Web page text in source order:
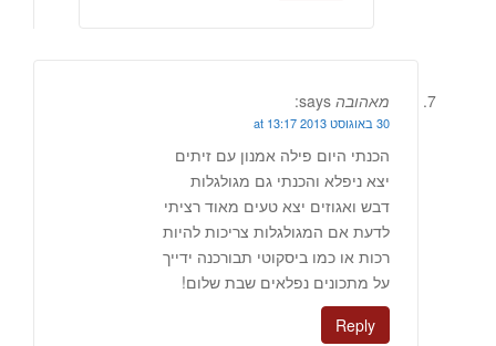
מאהובה says:
30 באוגוסט 2013 at 13:17
הכנתי היום פילה אמנון עם זיתים
יצא ניפלא והכנתי גם מגולגלות
דבש ואגוזים יצא טעים מאוד רציתי
לדעת אם המגולגלות צריכות להיות
רכות או כמו ביסקוטי תבורכנה ידייך
על מתכונים נפלאים שבת שלום!
Reply